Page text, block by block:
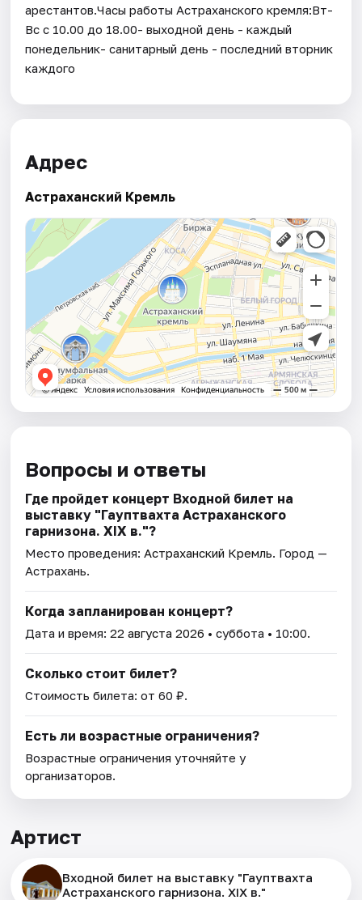
арестантов.Часы работы Астраханского кремля:Вт-
Вс с 10.00 до 18.00- выходной день - каждый
понедельник- санитарный день - последний вторник
каждого
Адрес
Астраханский Кремль
Вопросы и ответы
Где пройдет концерт Входной билет на
выставку "Гауптвахта Астраханского
гарнизона. XIX в."?
Место проведения:Астраханский Кремль. Город —
Астрахань.
Когда запланирован концерт?
Дата и время:22 августа 2026 • суббота • 10:00.
Сколько стоит билет?
Стоимость билета: от 60 ₽.
Есть ли возрастные ограничения?
Возрастные ограничения уточняйте у
организаторов.
Артист
Входной билет на выставку "Гауптвахта
Астраханского гарнизона. XIX в."